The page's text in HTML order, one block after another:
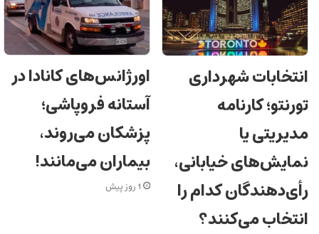
انتخابات شهرداری
تورنتو؛ کارنامه
مدیریتی یا
نمایش‌های خیابانی،
رأی‌دهندگان کدام را
انتخاب می‌کنند؟
اورژانس‌های کانادا در
آستانه فروپاشی؛
پزشکان می‌روند،
بیماران می‌مانند!
1 روز پیش